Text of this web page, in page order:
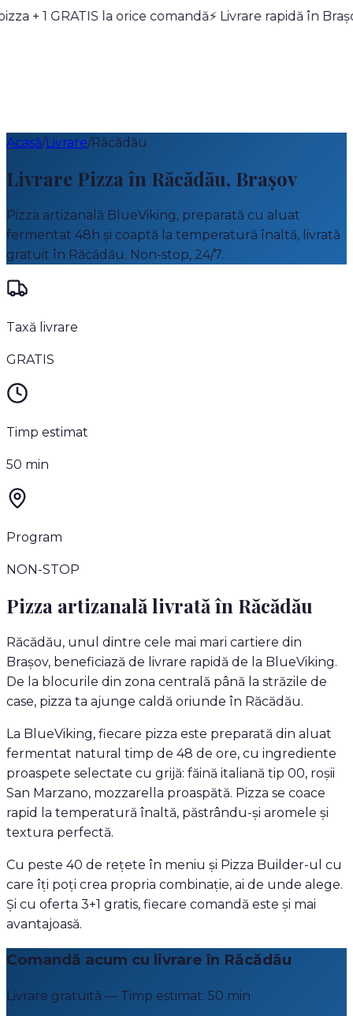
+ 1 GRATIS la orice comandă⚡ Livrare rapidă în
Meniu Pizza BuilderOferte Blue PointsDespre
Acasă/Livrare/Răcădău
Livrare Pizza în Răcădău, Brașov
Pizza artizanală BlueViking, preparată cu aluat
fermentat 48h și coaptă la temperatură înaltă, livrată
gratuit în Răcădău. Non-stop, 24/7.
Taxă livrare
GRATIS
Timp estimat
50 min
Program
NON-STOP
Pizza artizanală livrată în Răcădău
Răcădău, unul dintre cele mai mari cartiere din
Brașov, beneficiază de livrare rapidă de la BlueViking.
De la blocurile din zona centrală până la străzile de
case, pizza ta ajunge caldă oriunde în Răcădău.
La BlueViking, fiecare pizza este preparată din aluat
fermentat natural timp de 48 de ore, cu ingrediente
proaspete selectate cu grijă: făină italiană tip 00, roșii
San Marzano, mozzarella proaspătă. Pizza se coace
rapid la temperatură înaltă, păstrându-și aromele și
textura perfectă.
Cu peste 40 de rețete în meniu și Pizza Builder-ul cu
care îți poți crea propria combinație, ai de unde alege.
Și cu oferta 3+1 gratis, fiecare comandă este și mai
avantajoasă.
Comandă acum cu livrare în Răcădău
Livrare gratuită — Timp estimat: 50 min